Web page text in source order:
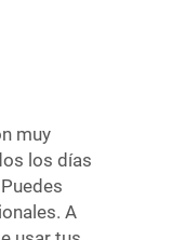
muy
los días
A